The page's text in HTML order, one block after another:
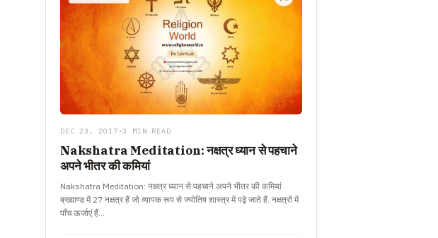
DEC 23, 2017 • 3 MIN READ
Nakshatra Meditation: नक्षत्र ध्यान से पहचाने
अपने भीतर की कमियां
Nakshatra Meditation: नक्षत्र ध्यान से पहचाने अपने भीतर की कमियां
ब्रह्माण्ड में 27 नक्षत्र हैं जो व्यापक रूप से ज्योतिष शास्त्र में पढ़े जाते हैं. नक्षत्रों में
पाँच ऊर्जाएं हैं…